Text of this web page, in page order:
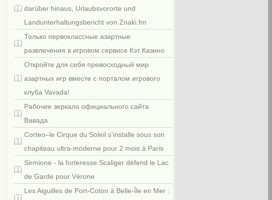
darüber hinaus, Urlaubsvororte und
Landunterhaltungsbericht von Znaki.fm
Только первоклассные азартные
развлечения в игровом сервисе Кэт Казино
Откройте для себя превосходный мир
азартных игр вместе с порталом игрового
клуба Vavada!
Рабочее зеркало официального сайта
Вавада
Corteo–le Cirque du Soleil s’installe sous son
chapiteau ultra-moderne pour 2 mois à Paris
Sirmione - la forteresse Scaliger défend le Lac
de Garde pour Vérone
Les Aiguilles de Port-Coton à Belle-Île en Mer :